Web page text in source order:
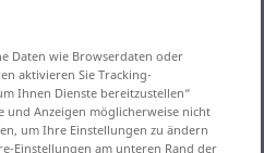
Daten wie Browserdaten oder
aktivieren Sie Tracking-
Ihnen Dienste bereitzustellen“
und Anzeigen möglicherweise nicht
um Ihre Einstellungen zu ändern
Einstellungen am unteren Rand der